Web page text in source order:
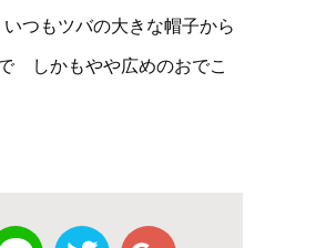
つもツバの大きな帽子から
しかもやや広めのおでこ